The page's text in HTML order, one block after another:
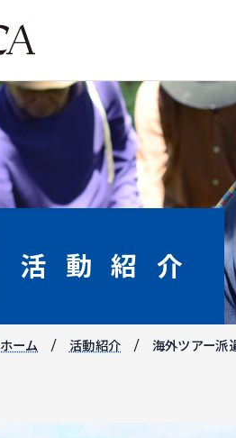
活動紹介
ホーム 活動紹介 海外ツアー派